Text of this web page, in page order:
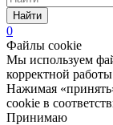
Найти
0
Файлы cookie
Мы используем
корректной
Нажимая
cookie в
Принимаю